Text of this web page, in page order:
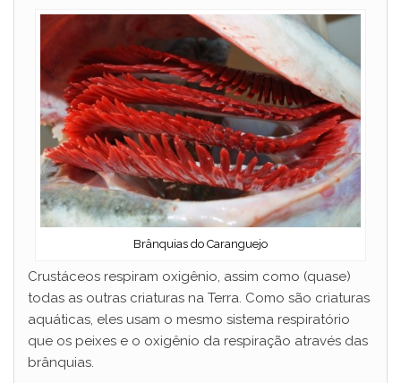
Brânquias do Caranguejo
Crustáceos respiram oxigênio, assim como (quase)
todas as outras criaturas na Terra. Como são criaturas
aquáticas, eles usam o mesmo sistema respiratório
que os peixes e o oxigênio da respiração através das
brânquias.